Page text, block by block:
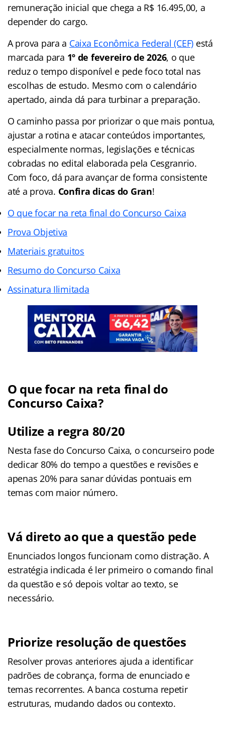
remuneração inicial que chega a R$ 16.495,00, a
depender do cargo.
A prova para a Caixa Econômica Federal (CEF) está
marcada para 1º de fevereiro de 2026, o que
reduz o tempo disponível e pede foco total nas
escolhas de estudo. Mesmo com o calendário
apertado, ainda dá para turbinar a preparação.
O caminho passa por priorizar o que mais pontua,
ajustar a rotina e atacar conteúdos importantes,
especialmente normas, legislações e técnicas
cobradas no edital elaborada pela Cesgranrio.
Com foco, dá para avançar de forma consistente
até a prova. Confira dicas do Gran!
O que focar na reta final do Concurso Caixa
Prova Objetiva
Materiais gratuitos
Resumo do Concurso Caixa
Assinatura Ilimitada
O que focar na reta final do
Concurso Caixa?
Utilize a regra 80/20
Nesta fase do Concurso Caixa, o concurseiro pode
dedicar 80% do tempo a questões e revisões e
apenas 20% para sanar dúvidas pontuais em
temas com maior número.
Vá direto ao que a questão pede
Enunciados longos funcionam como distração. A
estratégia indicada é ler primeiro o comando final
da questão e só depois voltar ao texto, se
necessário.
Priorize resolução de questões
Resolver provas anteriores ajuda a identificar
padrões de cobrança, forma de enunciado e
temas recorrentes. A banca costuma repetir
estruturas, mudando dados ou contexto.